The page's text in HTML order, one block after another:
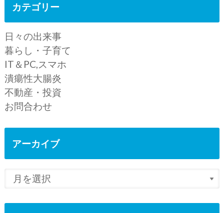
カテゴリー
日々の出来事
暮らし・子育て
IT＆PC,スマホ
潰瘍性大腸炎
不動産・投資
お問合わせ
アーカイブ